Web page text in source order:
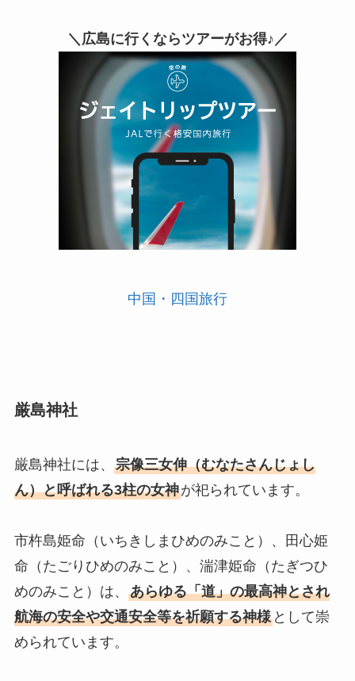
＼広島に行くならツアーがお得♪／
中国・四国旅行
厳島神社
厳島神社には、 宗像三女伸（むなたさんじょし
ん）と呼ばれる3柱の女神が祀られています。
市杵島姫命（いちきしまひめのみこと）、田心姫
命（たごりひめのみこと）、湍津姫命（たぎつひ
めのみこと）は、 あらゆる「道」の最高神とされ
航海の安全や交通安全等を祈願する神様として崇
められています。